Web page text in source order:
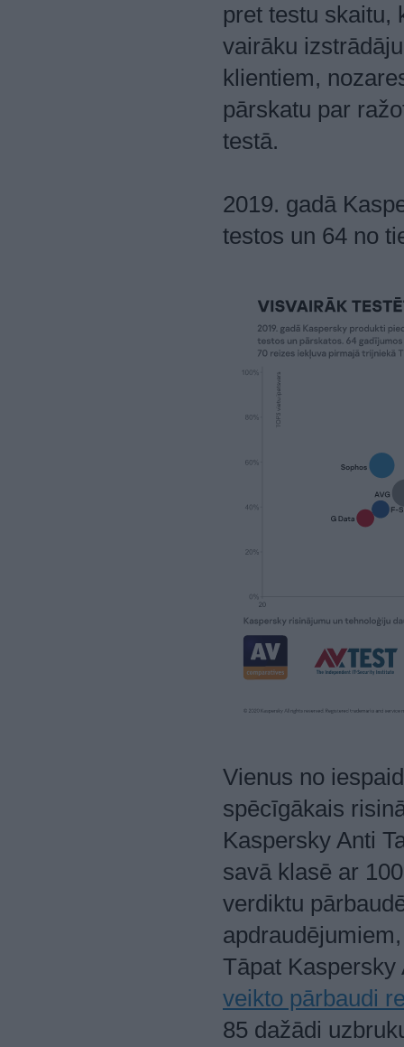
pret testu skaitu,
vairāku
klientiem,
pārskatu par
testā.
2019. gadā
testos un 64 no
Vienus no
spēcīgākais
Kaspersky Anti
savā klasē ar
verdiktu
Tāpat
veikto pārbaudi
85 dažādi